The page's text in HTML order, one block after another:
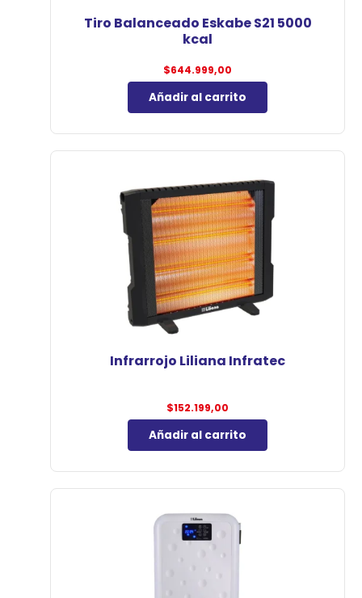
Tiro Balanceado Eskabe S21 5000
kcal
$644.999,00
Añadir al carrito
Infrarrojo Liliana Infratec
$152.199,00
Añadir al carrito